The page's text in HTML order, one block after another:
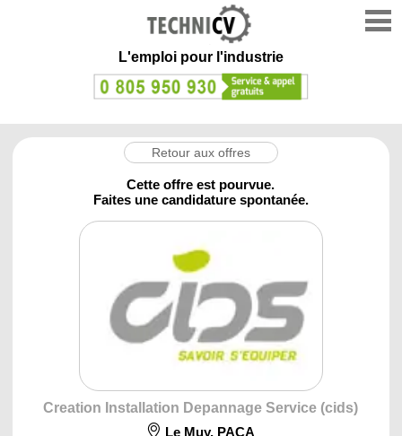
L'emploi pour l'industrie
Retour aux offres
Cette offre est pourvue.
Faites une candidature spontanée.
Creation Installation Depannage Service (cids)
Le Muy, PACA